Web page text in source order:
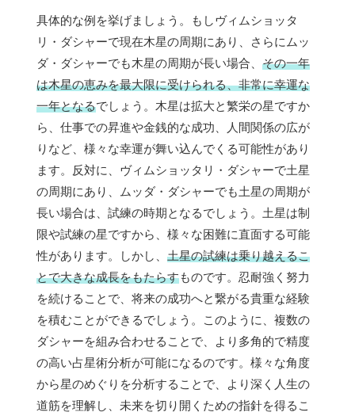
具体的な例を挙げましょう。もしヴィムショッタ
リ・ダシャーで現在木星の周期にあり、さらにムッ
ダ・ダシャーでも木星の周期が長い場合、 その一年
は木星の恵みを最大限に受けられる、非常に幸運な
一年となるでしょう。木星は拡大と繁栄の星ですか
ら、仕事での昇進や金銭的な成功、人間関係の広が
りなど、様々な幸運が舞い込んでくる可能性があり
ます。反対に、ヴィムショッタリ・ダシャーで土星
の周期にあり、ムッダ・ダシャーでも土星の周期が
長い場合は、試練の時期となるでしょう。土星は制
限や試練の星ですから、様々な困難に直面する可能
性があります。しかし、 土星の試練は乗り越えるこ
とで大きな成長をもたらすものです。忍耐強く努力
を続けることで、将来の成功へと繋がる貴重な経験
を積むことができるでしょう。このように、複数の
ダシャーを組み合わせることで、より多角的で精度
の高い占星術分析が可能になるのです。様々な角度
から星のめぐりを分析することで、より深く人生の
道筋を理解し、未来を切り開くための指針を得るこ